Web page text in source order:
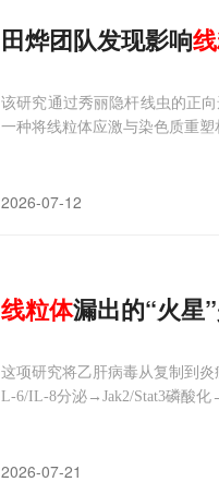
田烨团队发现影响
该研究通过秀丽隐杆线虫的正
一种将线粒体应激与染色质重塑
2026-07-12
线粒体漏出的“火星
这项研究将乙肝病毒从复制到
L-6/IL-8分泌→Jak2/Stat3磷酸
2026-07-21